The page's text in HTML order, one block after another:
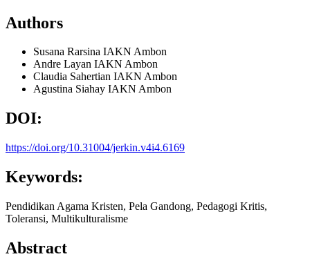
Authors
Susana Rarsina IAKN Ambon
Andre Layan IAKN Ambon
Claudia Sahertian IAKN Ambon
Agustina Siahay IAKN Ambon
DOI:
https://doi.org/10.31004/jerkin.v4i4.6169
Keywords:
Pendidikan Agama Kristen, Pela Gandong, Pedagogi Kritis,
Toleransi, Multikulturalisme
Abstract